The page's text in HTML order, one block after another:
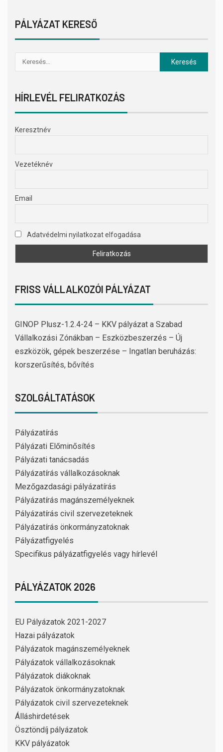
PÁLYÁZAT KERESŐ
HÍRLEVÉL FELIRATKOZÁS
Keresztnév
Vezetéknév
Email
Adatvédelmi nyilatkozat elfogadása
FRISS VÁLLALKOZÓI PÁLYÁZAT
GINOP Plusz-1.2.4-24 – KKV pályázat a Szabad
Vállalkozási Zónákban – Eszközbeszerzés – Új
eszközök, gépek beszerzése – Ingatlan beruházás:
korszerűsítés, bővítés
SZOLGÁLTATÁSOK
Pályázatírás
Pályázati Előminősítés
Pályázati tanácsadás
Pályázatírás vállalkozásoknak
Mezőgazdasági pályázatírás
Pályázatírás magánszemélyeknek
Pályázatírás civil szervezeteknek
Pályázatírás önkormányzatoknak
Pályázatfigyelés
Specifikus pályázatfigyelés vagy hírlevél
PÁLYÁZATOK 2026
EU Pályázatok 2021-2027
Hazai pályázatok
Pályázatok magánszemélyeknek
Pályázatok vállalkozásoknak
Pályázatok diákoknak
Pályázatok önkormányzatoknak
Pályázatok civil szervezeteknek
Álláshirdetések
Ösztöndíj pályázatok
KKV pályázatok